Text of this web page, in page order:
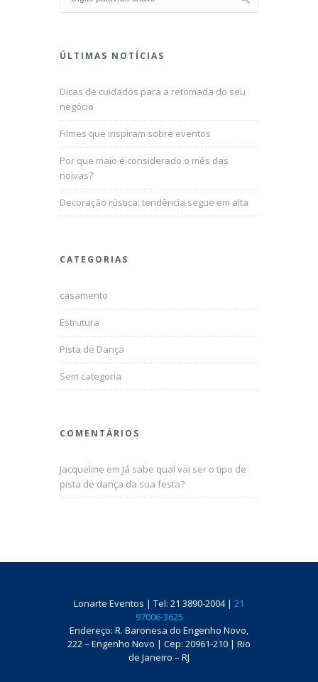
ÚLTIMAS NOTÍCIAS
Dicas de cuidados para a retomada do seu
negócio
Filmes que inspiram sobre eventos
Por que maio é considerado o mês das
noivas?
Decoração rústica: tendência segue em alta
CATEGORIAS
casamento
Estrutura
Pista de Dança
Sem categoria
COMENTÁRIOS
Jacqueline em Já sabe qual vai ser o tipo de
pista de dança da sua festa?
Lonarte Eventos | Tel: 21 3890-2004 | 21
97006-3625
Endereço: R. Baronesa do Engenho Novo,
222 – Engenho Novo | Cep: 20961-210 | Rio
de Janeiro – RJ